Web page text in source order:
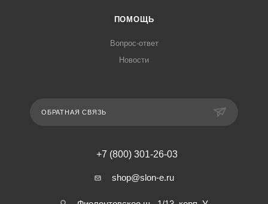
ПОМОЩЬ
Вопрос-ответ
Новости
ОБРАТНАЯ СВЯЗЬ
+7 (800) 301-26-03
shop@slon-e.ru